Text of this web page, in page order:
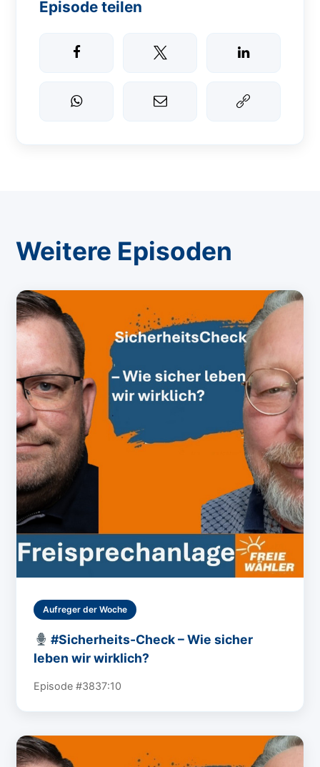
Episode teilen
Weitere Episoden
Aufreger der Woche
#Sicherheits-Check – Wie sicher
leben wir wirklich?
Episode #3837:10